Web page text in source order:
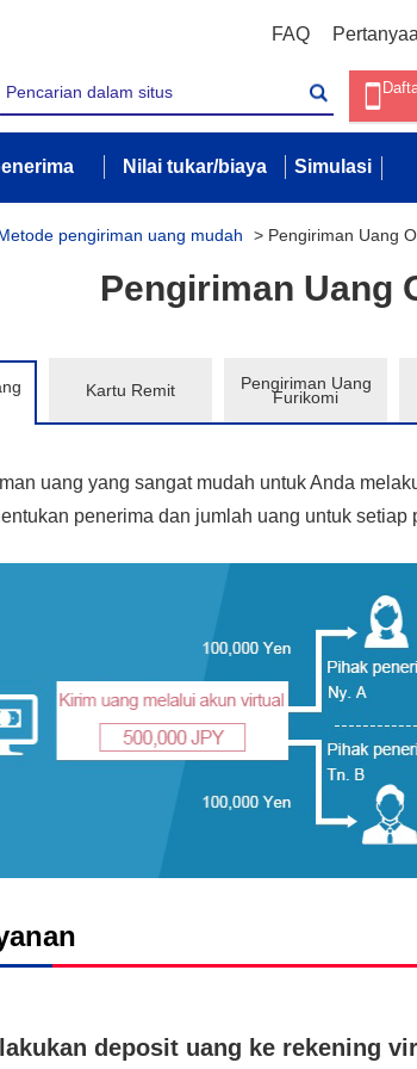
FAQ
Nilai tukar/biaya Simulasi
pengiriman uang mudah > Pengiriman Uang
Pengiriman Uang
Kartu Remit Pengiriman Uang
Furikomi
uang yang sangat mudah untuk Anda
penerima dan jumlah uang untuk
deposit uang ke rekening